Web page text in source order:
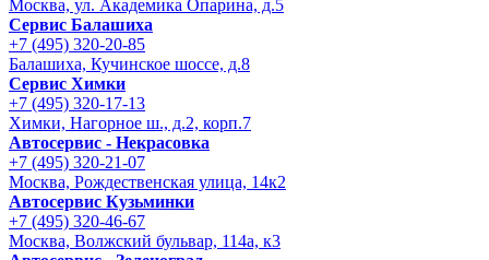
Москва, ул. Академика Опарина, д.5
Сервис Балашиха
+7 (495) 320-20-85
Балашиха, Кучинское шоссе, д.8
Сервис Химки
+7 (495) 320-17-13
Химки, Нагорное ш., д.2, корп.7
Автосервис - Некрасовка
+7 (495) 320-21-07
Москва, Рождественская улица, 14к2
Автосервис Кузьминки
+7 (495) 320-46-67
Москва, Волжский бульвар, 114а, к3